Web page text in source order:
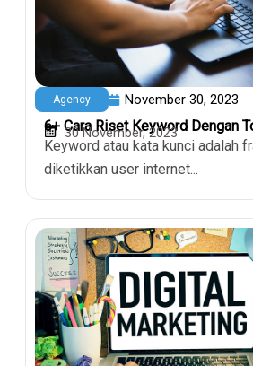
Agency November 30, 2023
6+ Cara Riset Keyword Dengan
30 November, 2023
Keyword atau kata kunci adalah
diketikkan user internet...